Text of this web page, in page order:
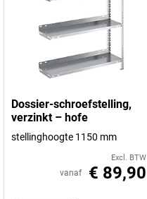
Dossier-schroefstelling,
verzinkt – hofe
stellinghoogte 1150 mm
Excl. BTW
vanaf € 89,90